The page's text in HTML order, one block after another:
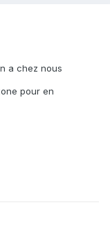
a chez nous
pour en